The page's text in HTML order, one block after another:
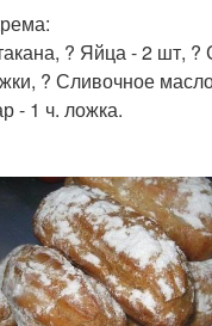
? Яйца - 2 шт, ?
? Сливочное
- 1 ч. ложка.